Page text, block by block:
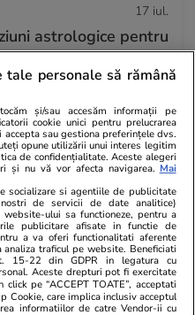
17 iul.
astrologice pentru
tale personale să rămână
și/sau accesăm informații pe
cookie unici pentru prelucrarea
accepta sau gestiona preferințele dvs.
opune utilizării unui interes legitim
de confidențialitate. Aceste alegeri
și nu vă vor afecta navigarea. Mai
socializare si agentiile de publicitate
de servicii de date analitice)
ului sa functioneze, pentru a
publicitare afisate in functie de
a va oferi functionalitati aferente
traficul pe website. Beneficiati
15-22 din GDPR in legatura cu
Aceste drepturi pot fi exercitate
click pe “ACCEPT TOATE”, acceptati
Cookie, care implica inclusiv acceptul
informatiilor de catre Vendor-ii cu